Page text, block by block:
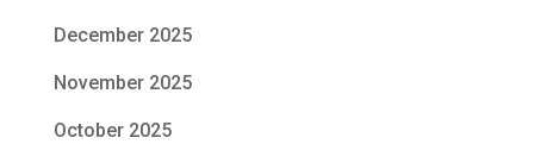
December 2025
November 2025
October 2025